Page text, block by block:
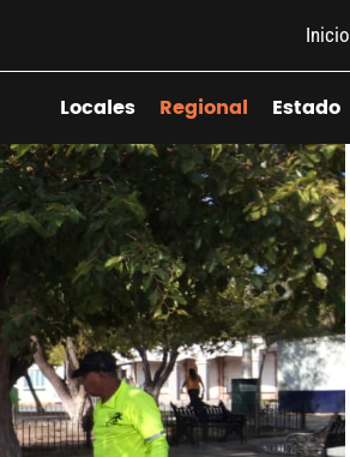
Inicio
Locales Regional Estado